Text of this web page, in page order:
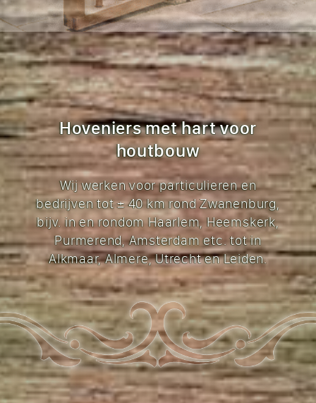
Hoveniers met hart voor
houtbouw
Wij werken voor particulieren en
bedrijven tot ± 40 km rond Zwanenburg,
bijv. in en rondom Haarlem, Heemskerk,
Purmerend, Amsterdam etc. tot in
Alkmaar, Almere, Utrecht en Leiden.